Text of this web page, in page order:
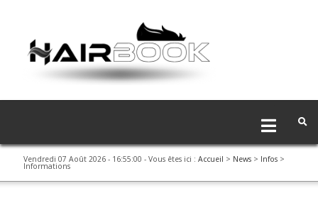
Vendredi 07 Août 2026 - 16:55:00 - Vous êtes ici : Accueil > News > Infos >
Informations